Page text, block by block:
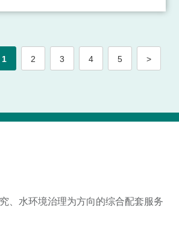
集团公司。专业领域覆盖纺织化学与
面。
1 2 3 4 5 >
、水环境治理为方向的综合配套服务